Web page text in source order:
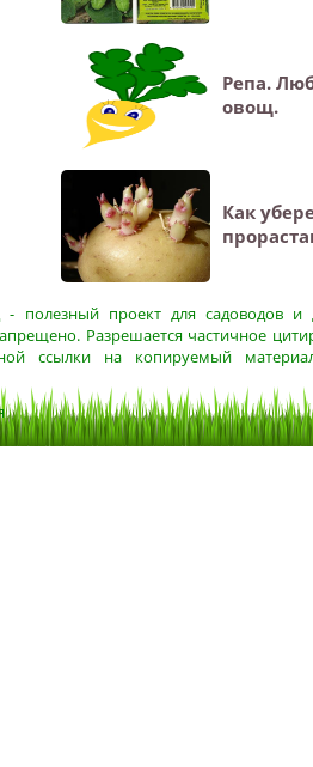
Репа.
овощ.
Как
- полезный проект для садоводов и
Разрешается частичное
ссылки на копируемый